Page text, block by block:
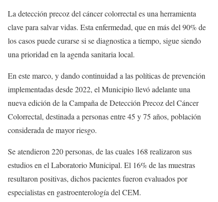
La detección precoz del cáncer colorrectal es una herramienta
clave para salvar vidas. Esta enfermedad, que en más del 90% de
los casos puede curarse si se diagnostica a tiempo, sigue siendo
una prioridad en la agenda sanitaria local.
En este marco, y dando continuidad a las políticas de prevención
implementadas desde 2022, el Municipio llevó adelante una
nueva edición de la Campaña de Detección Precoz del Cáncer
Colorrectal, destinada a personas entre 45 y 75 años, población
considerada de mayor riesgo.
Se atendieron 220 personas, de las cuales 168 realizaron sus
estudios en el Laboratorio Municipal. El 16% de las muestras
resultaron positivas, dichos pacientes fueron evaluados por
especialistas en gastroenterología del CEM.